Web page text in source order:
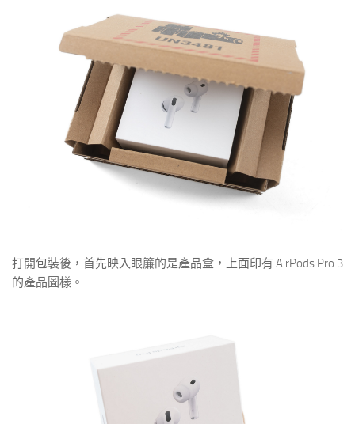
打開包裝後，首先映入眼簾的是產品盒，上面印有 AirPods Pro 3
的產品圖樣。